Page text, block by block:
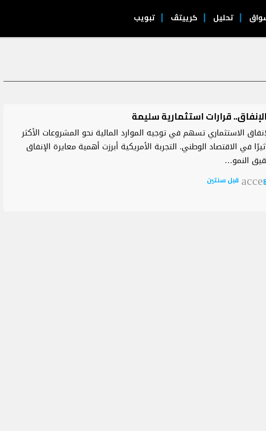
تحليل كرييتڤ تبويب
قرارات استثمارية سليمة
الاستثماري تسهم في توجيه الموارد المالية نحو المشروعات الأكثر
في الاقتصاد الوطني. التجربة الأمريكية أبرزت أهمية معايرة الإنفاق
النمو…
قبل سنتين